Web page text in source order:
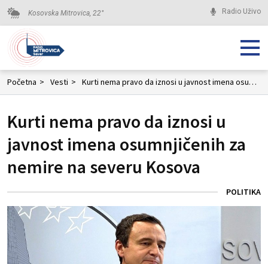
Kosovska Mitrovica, 22° Radio Uživo
Početna > Vesti > Kurti nema pravo da iznosi u javnost imena osumnjičenih za nemire na severu Kosova
Kurti nema pravo da iznosi u
javnost imena osumnjičenih za
nemire na severu Kosova
POLITIKA